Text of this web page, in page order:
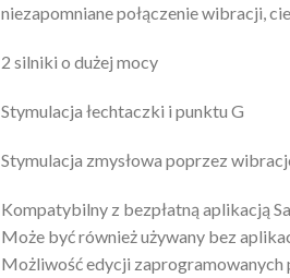
niezapomniane połączenie wibracji,
2 silniki o dużej mocy
Stymulacja łechtaczki i punktu G
Stymulacja zmysłowa poprzez
Kompatybilny z bezpłatną aplikacją
Może być również używany bez
Możliwość edycji zaprogramowanych